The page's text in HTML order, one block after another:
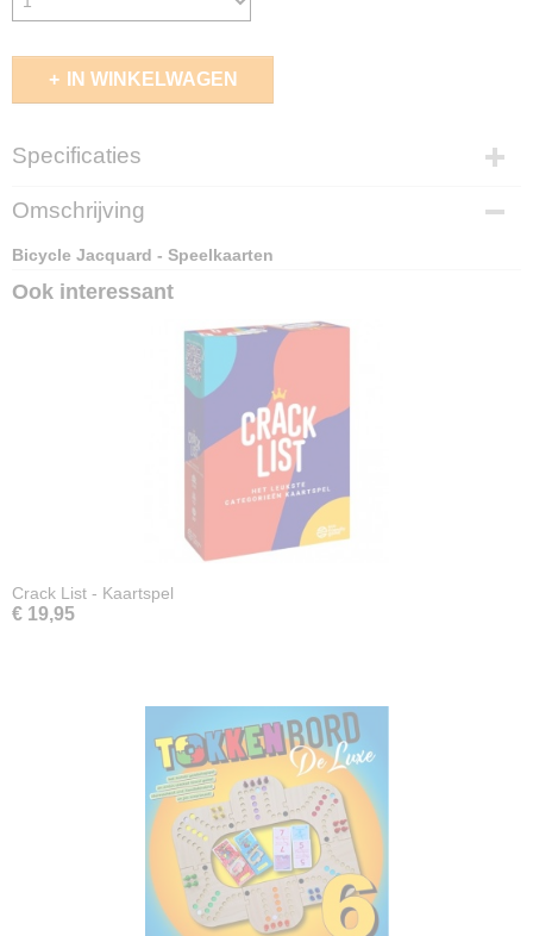
IN WINKELWAGEN
Specificaties
EAN code
073854094679
Omschrijving
Bicycle Jacquard - Speelkaarten
Ook interessant
Crack List - Kaartspel
€ 19,95